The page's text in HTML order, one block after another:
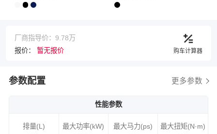
厂商指导价：9.78万
报价： 暂无报价 购车计算器
参数配置 更多参数
性能参数
排量(L)
最大功率(kW)
最大马力(ps)
最大扭矩(N·m)